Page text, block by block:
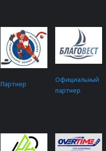
Партнер
Официальный
партнер